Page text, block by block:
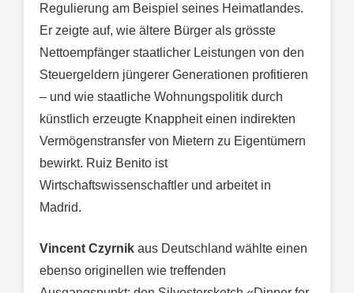
Regulierung am Beispiel seines Heimatlandes.
Er zeigte auf, wie ältere Bürger als grösste
Nettoempfänger staatlicher Leistungen von den
Steuergeldern jüngerer Generationen profitieren
– und wie staatliche Wohnungspolitik durch
künstlich erzeugte Knappheit einen indirekten
Vermögenstransfer von Mietern zu Eigentümern
bewirkt. Ruiz Benito ist
Wirtschaftswissenschaftler und arbeitet in
Madrid.
Vincent Czyrnik aus Deutschland wählte einen
ebenso originellen wie treffenden